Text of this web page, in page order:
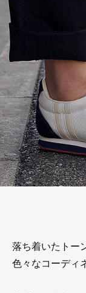
落ち着いたトー
色々なコーディ